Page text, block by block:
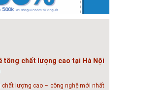
minh và bền vững đang là mục tiêu
trên thế giới. Tại Việt Nam, đã có
trên toàn quốc đang triển khai hoặc
đô thị thông minh. Vi...
tông chất lượng cao tại Hà Nội
chất lượng cao – công nghệ mới nhất